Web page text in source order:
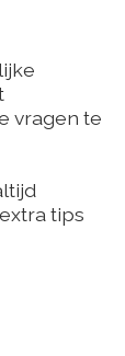
vragen te
tips